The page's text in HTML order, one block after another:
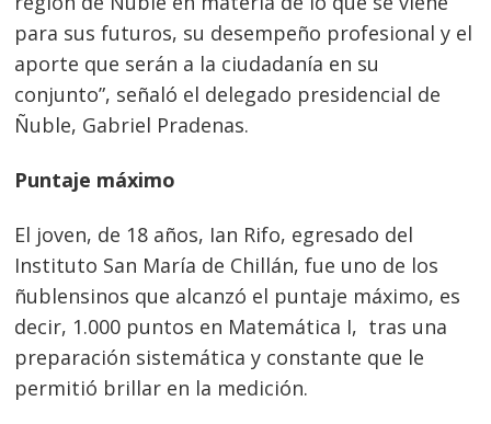
para sus futuros, su desempeño profesional y el
aporte que serán a la ciudadanía en su
conjunto”, señaló el delegado presidencial de
Ñuble, Gabriel Pradenas.
Puntaje máximo
El joven, de 18 años, Ian Rifo, egresado del
Instituto San María de Chillán, fue uno de los
ñublensinos que alcanzó el puntaje máximo, es
decir, 1.000 puntos en Matemática I, tras una
preparación sistemática y constante que le
permitió brillar en la medición.